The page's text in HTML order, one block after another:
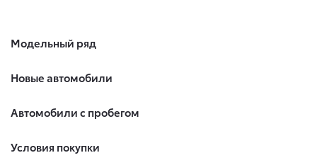
Модельный ряд
Новые автомобили
Автомобили с пробегом
Условия покупки